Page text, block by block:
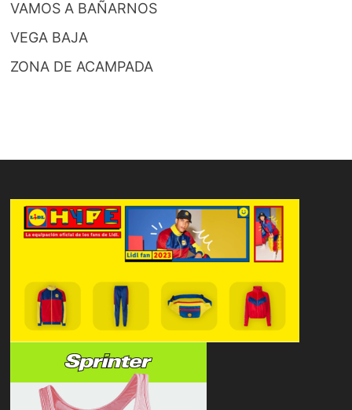
VAMOS A BAÑARNOS
VEGA BAJA
ZONA DE ACAMPADA